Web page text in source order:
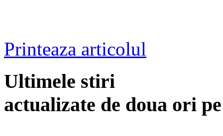
Printeaza articolul
Ultimele stiri
actualizate de doua ori